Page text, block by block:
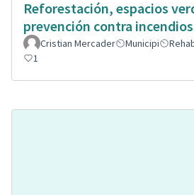
Reforestación, espacios
prevención contra
Cristian Mercader Municipi
1